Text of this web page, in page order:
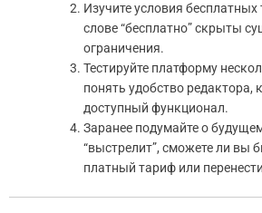
Изучите условия
слове “бесплатно” скрыты
ограничения.
Тестируйте платформу
понять удобство редактора,
доступный функционал.
Заранее подумайте о
“выстрелит”, сможете ли вы
платный тариф или